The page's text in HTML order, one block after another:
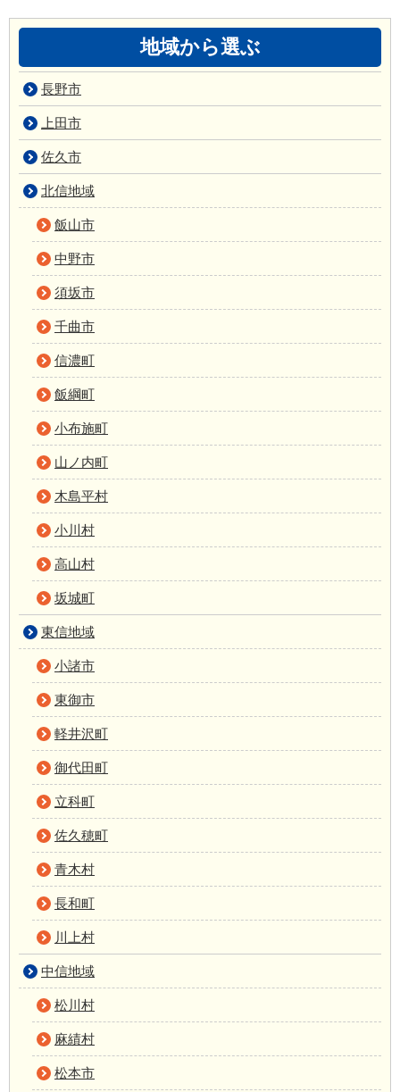
地域から選ぶ
長野市
上田市
佐久市
北信地域
飯山市
中野市
須坂市
千曲市
信濃町
飯綱町
小布施町
山ノ内町
木島平村
小川村
高山村
坂城町
東信地域
小諸市
東御市
軽井沢町
御代田町
立科町
佐久穂町
青木村
長和町
川上村
中信地域
松川村
麻績村
松本市